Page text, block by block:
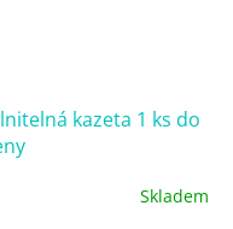
kazeta 1 ks do
Skladem